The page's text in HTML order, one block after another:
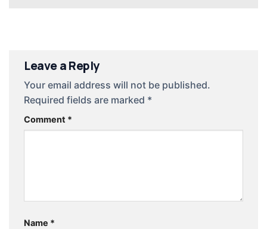
Leave a Reply
Your email address will not be published.
Required fields are marked *
Comment *
Name *